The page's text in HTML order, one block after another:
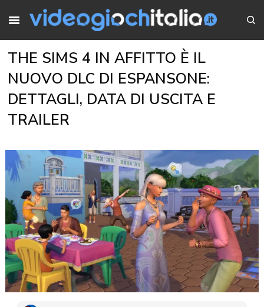
THE SIMS 4 IN AFFITTO È IL
NUOVO DLC DI ESPANSONE:
DETTAGLI, DATA DI USCITA E
TRAILER